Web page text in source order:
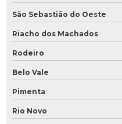
São Sebastião do Oeste
Riacho dos Machados
Rodeiro
Belo Vale
Pimenta
Rio Novo